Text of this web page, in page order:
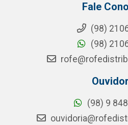
Fale
(98)
(98)
(98) 9